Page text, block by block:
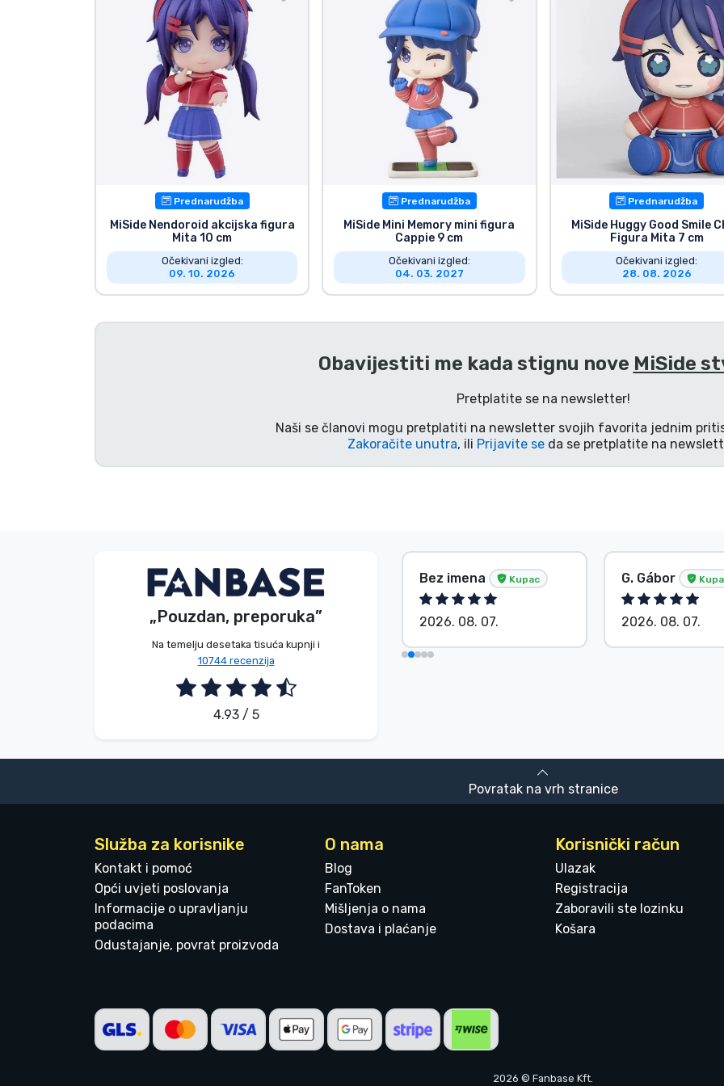
Prednarudžba
MiSide Nendoroid akcijska figura
Mita 10 cm
Očekivani izgled:
09. 10. 2026
Prednarudžba
MiSide Mini Memory mini figura
Cappie 9 cm
Očekivani izgled:
04. 03. 2027
Prednarudžba
MiSide Huggy Good Smile
Figura Mita 7 cm
Očekivani izgled:
28. 08. 2026
Obavijestiti me kada stignu nove MiSide
Pretplatite se na newsletter!
Naši se članovi mogu pretplatiti na newsletter svojih favorita jednim
Zakoračite unutra, ili Prijavite seda se pretplatite na
„Pouzdan, preporuka”
Na temelju desetaka tisuća kupnji i
10744 recenzija
4.93 / 5
Bez imena Kupac
2026. 08. 07.
Bez imena Kupac
2026. 08. 07.
G. Gábor
2026. 08. 07.
Povratak na vrh stranice
Služba za korisnike
Kontakt i pomoć
Opći uvjeti poslovanja
Informacije o upravljanju
podacima
Odustajanje, povrat proizvoda
O nama
Blog
FanToken
Mišljenja o nama
Dostava i plaćanje
Korisnički račun
Ulazak
Registracija
Zaboravili ste lozinku
Košara
2026 © Fanbase Kft.
TV serija proizvodi
Crtani proizvodi
Sportski proizvodi
Glazbeni proizvodi